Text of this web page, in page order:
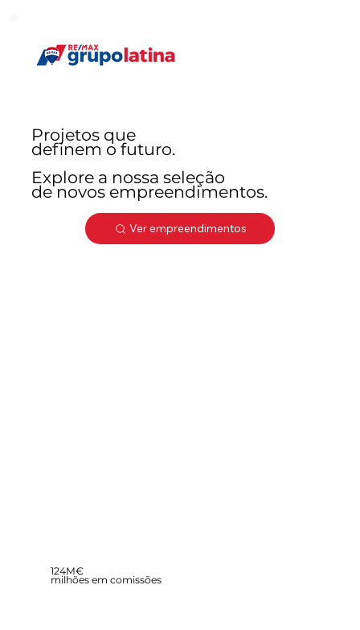
Projetos que
definem o futuro.
Explore a nossa seleção
de novos empreendimentos.
Ver empreendimentos
124M€
milhões em comissões